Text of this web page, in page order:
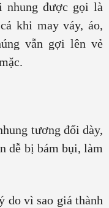
nhung được gọi là
khi may váy, áo,
vẫn gợi lên vẻ
tương đối dày,
dễ bị bám bụi, làm
do vì sao giá thành